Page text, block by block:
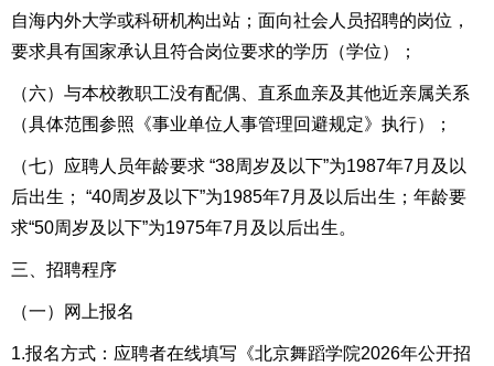
自海内外大学或科研机构出站；面向社会人员招聘的岗位，
要求具有国家承认且符合岗位要求的学历（学位）；
（六）与本校教职工没有配偶、直系血亲及其他近亲属关系
（具体范围参照《事业单位人事管理回避规定》执行）；
（七）应聘人员年龄要求 “38周岁及以下”为1987年7月及以
后出生； “40周岁及以下”为1985年7月及以后出生；年龄要
求“50周岁及以下”为1975年7月及以后出生。
三、招聘程序
（一）网上报名
1.报名方式：应聘者在线填写《北京舞蹈学院2026年公开招